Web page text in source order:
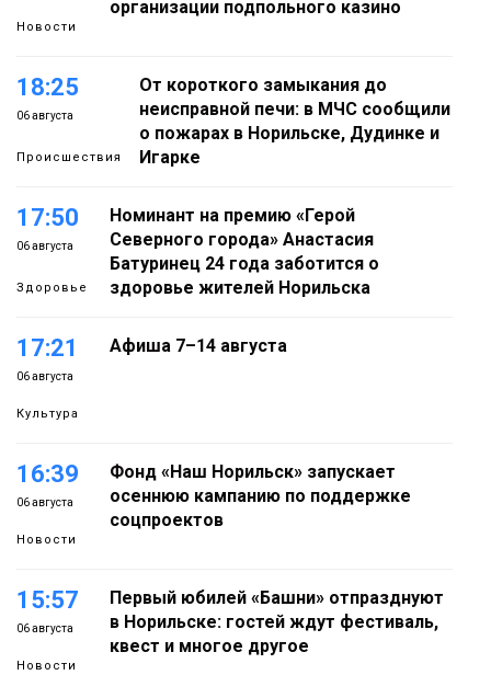
Новости
организации подпольного казино
18:25
06 августа
Происшествия
От короткого замыкания до
неисправной печи: в МЧС сообщили
о пожарах в Норильске, Дудинке и
Игарке
17:50
06 августа
Здоровье
Номинант на премию «Герой
Северного города» Анастасия
Батуринец 24 года заботится о
здоровье жителей Норильска
17:21
06 августа
Культура
Афиша 7–14 августа
16:39
06 августа
Новости
Фонд «Наш Норильск» запускает
осеннюю кампанию по поддержке
соцпроектов
15:57
06 августа
Новости
Первый юбилей «Башни» отпразднуют
в Норильске: гостей ждут фестиваль,
квест и многое другое